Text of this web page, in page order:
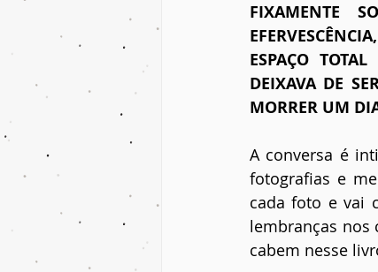
FIXAMENTE
ESPAÇO
DEIXAVA DE
MORRER UM
A conversa é
fotografias e
cada foto e vai
lembranças nos
cabem nesse